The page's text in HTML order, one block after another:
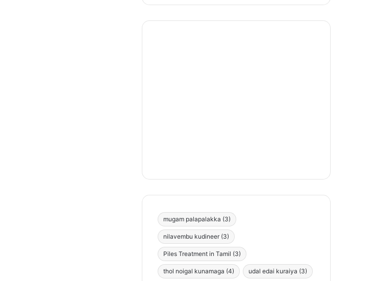
mugam palapalakka (3)
nilavembu kudineer (3)
Piles Treatment in Tamil (3)
thol noigal kunamaga (4) udal edai kuraiya (3)